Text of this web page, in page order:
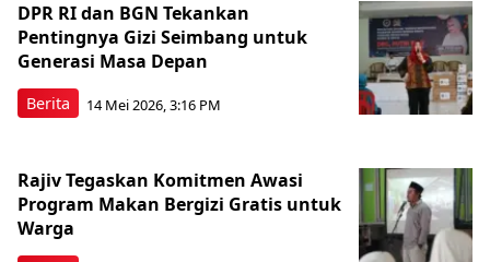
Berita
DPR RI dan BGN Tekankan
Pentingnya Gizi Seimbang untuk
Generasi Masa Depan
14 Mei 2026, 3:16 PM
Rajiv Tegaskan Komitmen Awasi
Program Makan Bergizi Gratis untuk
Warga